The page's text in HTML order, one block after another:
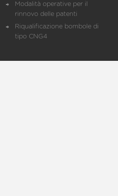
Modalità operative per il
rinnovo delle patenti
Riqualificazione bombole di
tipo CNG4